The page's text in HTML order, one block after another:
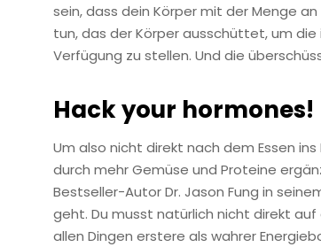
sein, dass dein Körper mit der Menge
tun, das der Körper ausschüttet, um
Verfügung zu stellen. Und die
Hack your hormones!
Um also nicht direkt nach dem Essen
durch mehr Gemüse und Proteine
Bestseller-Autor Dr. Jason Fung in
geht. Du musst natürlich nicht direkt
allen Dingen erstere als wahrer